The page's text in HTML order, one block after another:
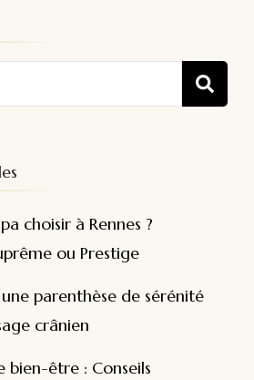
choisir à Rennes ?
ou Prestige
parenthèse de sérénité
crânien
bien-être : Conseils